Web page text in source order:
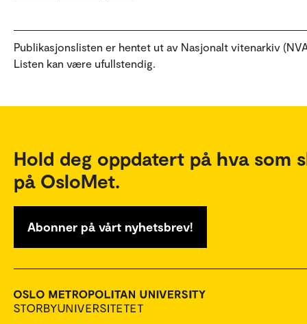
Publikasjonslisten er hentet ut av Nasjonalt vitenarkiv
Listen kan være ufullstendig.
Hold deg oppdatert på hva som
på OsloMet.
Abonner på vårt nyhetsbrev!